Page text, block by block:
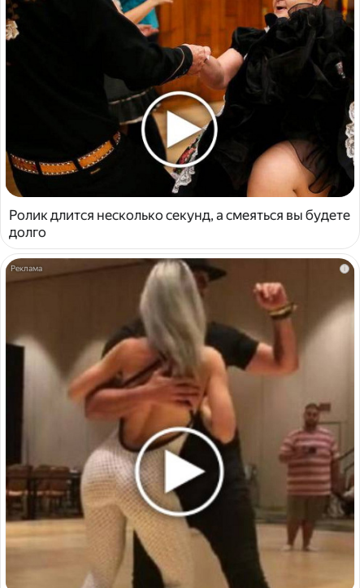
Ролик длится несколько секунд, а смеяться вы будете
долго
i